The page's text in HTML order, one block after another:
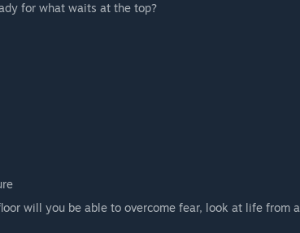
for what waits at the top?
will you be able to overcome fear, look at life from a